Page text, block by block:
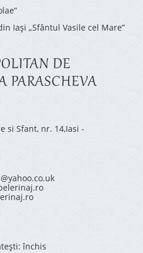
Iași „Sfântul Vasile cel Mare”
DE
PARASCHEVA
si Sfant, nr. 14,Iasi -
închis